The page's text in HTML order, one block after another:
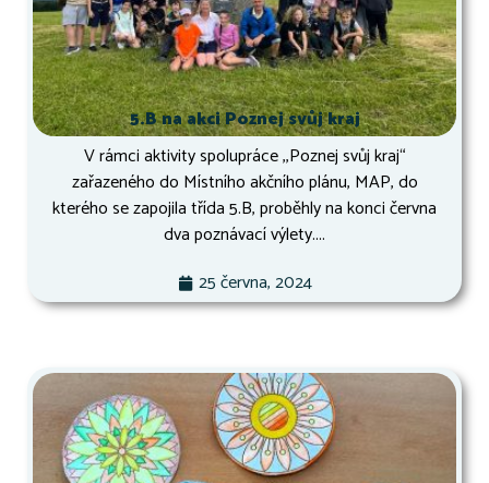
5.B na akci Poznej svůj kraj
V rámci aktivity spolupráce ,,Poznej svůj kraj“
zařazeného do Místního akčního plánu, MAP, do
kterého se zapojila třída 5.B, proběhly na konci června
dva poznávací výlety....
25 června, 2024